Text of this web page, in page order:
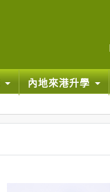
內地來港升學